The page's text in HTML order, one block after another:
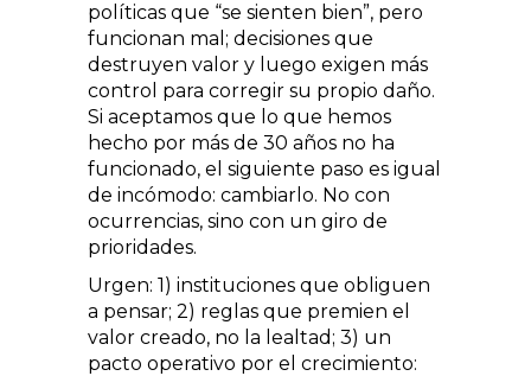
políticas que “se sienten bien”, pero
funcionan mal; decisiones que
destruyen valor y luego exigen más
control para corregir su propio daño.
Si aceptamos que lo que hemos
hecho por más de 30 años no ha
funcionado, el siguiente paso es igual
de incómodo: cambiarlo. No con
ocurrencias, sino con un giro de
prioridades.
Urgen: 1) instituciones que obliguen
a pensar; 2) reglas que premien el
valor creado, no la lealtad; 3) un
pacto operativo por el crecimiento: